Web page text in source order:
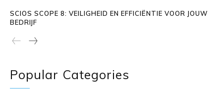
SCIOS SCOPE 8: VEILIGHEID EN EFFICIËNTIE VOOR JOUW
BEDRIJF
Popular Categories